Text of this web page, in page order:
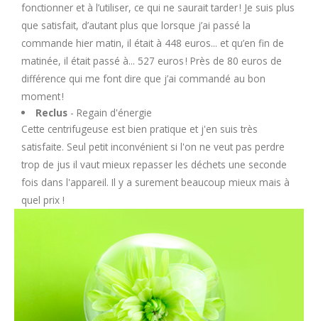
fonctionner et à l’utiliser, ce qui ne saurait tarder ! Je suis plus
que satisfait, d’autant plus que lorsque j’ai passé la
commande hier matin, il était à 448 euros... et qu’en fin de
matinée, il était passé à... 527 euros ! Près de 80 euros de
différence qui me font dire que j’ai commandé au bon
moment !
Reclus- Regain d'énergie
Cette centrifugeuse est bien pratique et j'en suis très
satisfaite. Seul petit inconvénient si l'on ne veut pas perdre
trop de jus il vaut mieux repasser les déchets une seconde
fois dans l'appareil. Il y a surement beaucoup mieux mais à
quel prix !